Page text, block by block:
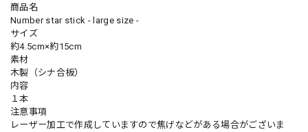
商品名
Number star stick - large size -
サイズ
約4.5cm×約15cm
素材
木製（シナ合板）
内容
１本
注意事項
レーザー加工で作成していますので焦げなどがある場合がございま